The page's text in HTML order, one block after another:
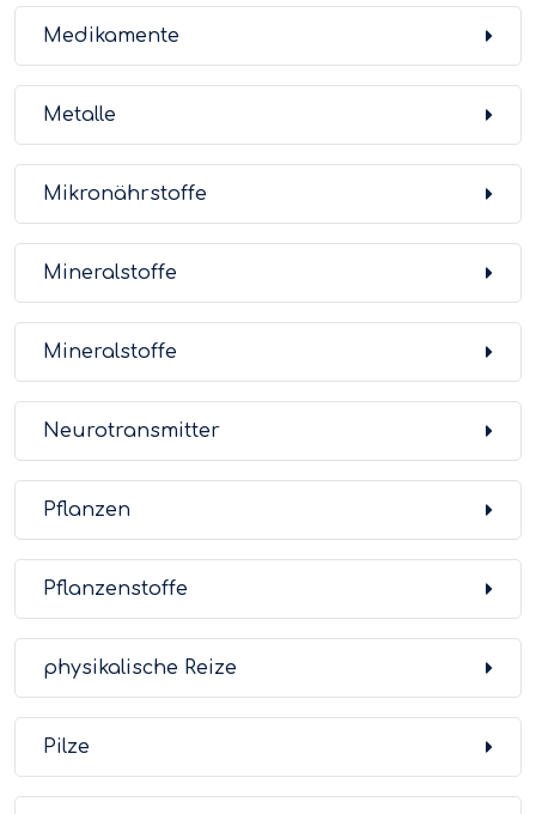
Medikamente
Metalle
Mikronährstoffe
Mineralstoffe
Mineralstoffe
Neurotransmitter
Pflanzen
Pflanzenstoffe
physikalische Reize
Pilze